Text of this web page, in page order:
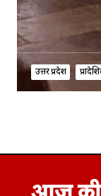
उत्तर प्रदेश